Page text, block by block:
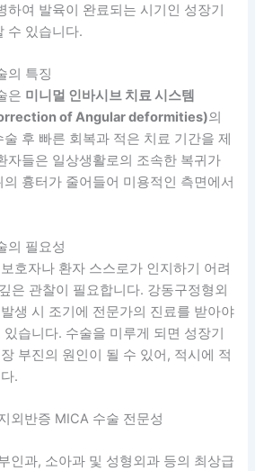
하여 발육이 완료되는 시기인 성장기
수 있습니다.
의 특징
은 미니멀 인바시브 치료 시스템
of Angular deformities)의
후 빠른 회복과 적은 치료 기간을 제
자들은 일상생활로의 조속한 복귀가
흉터가 줄어들어 미용적인 측면에서
의 필요성
호자나 환자 스스로가 인지하기 어려
은 관찰이 필요합니다. 강동구정형외
생 시 조기에 전문가의 진료를 받아야
습니다. 수술을 미루게 되면 성장기
부진의 원인이 될 수 있어, 적시에 적
.
외반증 MICA 수술 전문성
인과, 소아과 및 성형외과 등의 최상급